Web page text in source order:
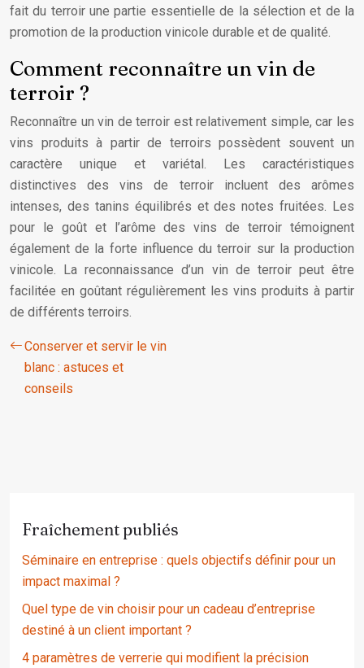
fait du terroir une partie essentielle de la sélection et de la
promotion de la production vinicole durable et de qualité.
Comment reconnaître un vin de
terroir ?
Reconnaître un vin de terroir est relativement simple, car les
vins produits à partir de terroirs possèdent souvent un
caractère unique et variétal. Les caractéristiques
distinctives des vins de terroir incluent des arômes
intenses, des tanins équilibrés et des notes fruitées. Les
pour le goût et l’arôme des vins de terroir témoignent
également de la forte influence du terroir sur la production
vinicole. La reconnaissance d’un vin de terroir peut être
facilitée en goûtant régulièrement les vins produits à partir
de différents terroirs.
Conserver et servir le vin
blanc : astuces et
conseils
Fraîchement publiés
Séminaire en entreprise : quels objectifs définir pour un
impact maximal ?
Quel type de vin choisir pour un cadeau d’entreprise
destiné à un client important ?
4 paramètres de verrerie qui modifient la précision